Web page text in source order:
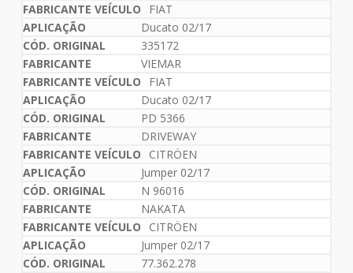
FIAT
Ducato 02/17
335172
VIEMAR
FIAT
Ducato 02/17
PD 5366
DRIVEWAY
CITRÖEN
Jumper 02/17
N 96016
NAKATA
CITRÖEN
Jumper 02/17
77.362.278